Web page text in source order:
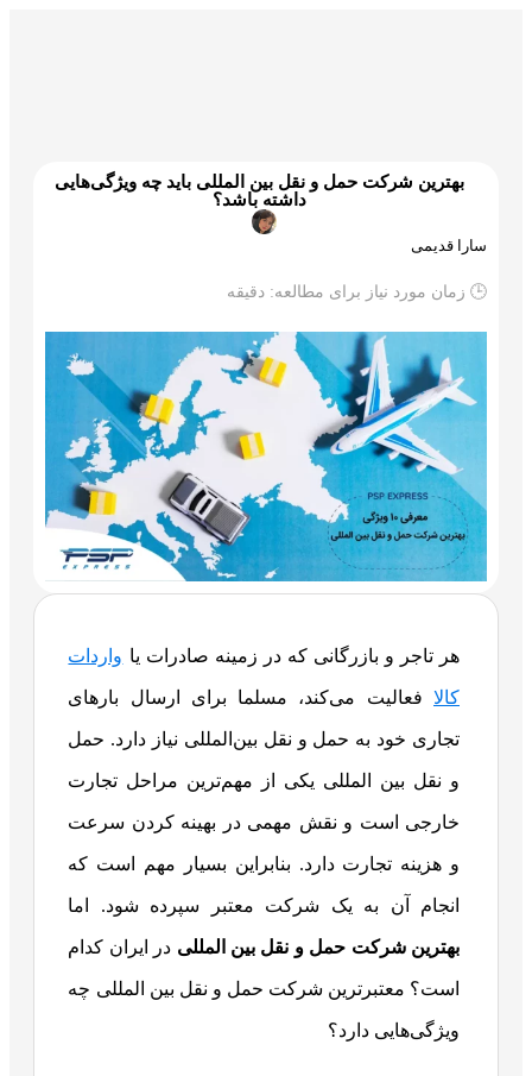
بهترین شرکت‌ حمل و نقل بین المللی باید چه ویژگی‌هایی
داشته باشد؟
سارا قدیمی
🕒 زمان مورد نیاز برای مطالعه: دقیقه
هر تاجر و بازرگانی که در زمینه صادرات یا واردات
کالا فعالیت می‌کند، مسلما برای ارسال بارهای
تجاری خود به حمل‌ و نقل بین‌المللی نیاز دارد. حمل
و نقل بین المللی یکی از مهم‌ترین مراحل تجارت
خارجی است و نقش مهمی در بهینه کردن سرعت
و هزینه تجارت دارد. بنابراین بسیار مهم است که
انجام آن به یک شرکت معتبر سپرده شود. اما
بهترین شرکت حمل و نقل بین المللی در ایران کدام
است؟ معتبرترین شرکت حمل و نقل بین المللی چه
ویژگی‌هایی دارد؟